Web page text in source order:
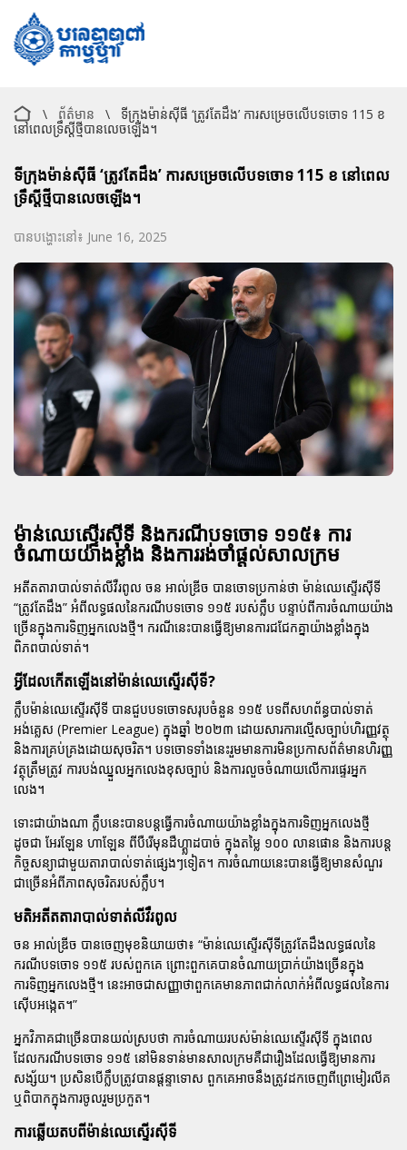
\ ព័ត៌មាន \
ទីក្រុងម៉ាន់ស៊ីធី ‘ត្រូវតែដឹង’ ការសម្រេចលើបទចោទ 115 ខ
នៅពេលទ្រឹស្ដីថ្មីបានលេចឡើង។
ទីក្រុងម៉ាន់ស៊ីធី ‘ត្រូវតែដឹង’ ការសម្រេចលើបទចោទ 115 ខ នៅពេល
ទ្រឹស្ដីថ្មីបានលេចឡើង។
បានបង្ហោះនៅ៖ June 16, 2025
ម៉ាន់ឈេស្ទើរស៊ីទី និងករណីបទចោទ ១១៥៖ ការ
ចំណាយយ៉ាងខ្លាំង និងការរង់ចាំផ្តល់សាលក្រម
អតីតតារាបាល់ទាត់លីវឺរពូល ចន អាល់ឌ្រីច បានចោទប្រកាន់ថា ម៉ាន់ឈេស្ទើរស៊ីទី
“ត្រូវតែដឹង” អំពីលទ្ធផលនៃករណីបទចោទ ១១៥ របស់ក្លឹប បន្ទាប់ពីការចំណាយយ៉ាង
ច្រើនក្នុងការទិញអ្នកលេងថ្មី។ ករណីនេះបានធ្វើឱ្យមានការជជែកគ្នាយ៉ាងខ្លាំងក្នុង
ពិភពបាល់ទាត់។
អ្វីដែលកើតឡើងនៅម៉ាន់ឈេស្ទើរស៊ីទី?
ក្លឹបម៉ាន់ឈេស្ទើរស៊ីទី បានជួបបទចោទសរុបចំនួន ១១៥ បទពីសហព័ន្ធបាល់ទាត់
អង់គ្លេស (Premier League) ក្នុងឆ្នាំ ២០២៣ ដោយសារការល្មើសច្បាប់ហិរញ្ញវត្ថុ
និងការគ្រប់គ្រងដោយសុចរិត។ បទចោទទាំងនេះរួមមានការមិនប្រកាសព័ត៌មានហិរញ្ញ
វត្ថុត្រឹមត្រូវ ការបង់ឈ្នួលអ្នកលេងខុសច្បាប់ និងការលួចចំណាយលើការផ្ទេរអ្នក
លេង។
ទោះជាយ៉ាងណា ក្លឹបនេះបានបន្តធ្វើការចំណាយយ៉ាងខ្លាំងក្នុងការទិញអ្នកលេងថ្មី
ដូចជា អែរឡែន ហាឡែន ពីបឺរើមុនដឺហ្គ្លាដបាច់ ក្នុងតម្លៃ ១០០ លានផោន និងការបន្ត
កិច្ចសន្យាជាមួយតារាបាល់ទាត់ផ្សេងៗទៀត។ ការចំណាយនេះបានធ្វើឱ្យមានសំណួរ
ជាច្រើនអំពីភាពសុចរិតរបស់ក្លឹប។
មតិអតីតតារាបាល់ទាត់លីវឺរពូល
ចន អាល់ឌ្រីច បានចេញមុខនិយាយថា៖ “ម៉ាន់ឈេស្ទើរស៊ីទីត្រូវតែដឹងលទ្ធផលនៃ
ករណីបទចោទ ១១៥ របស់ពួកគេ ព្រោះពួកគេបានចំណាយប្រាក់យ៉ាងច្រើនក្នុង
ការទិញអ្នកលេងថ្មី។ នេះអាចជាសញ្ញាថាពួកគេមានភាពជាក់លាក់អំពីលទ្ធផលនៃការ
ស៊ើបអង្កេត។”
អ្នកវិភាគជាច្រើនបានយល់ស្របថា ការចំណាយរបស់ម៉ាន់ឈេស្ទើរស៊ីទី ក្នុងពេល
ដែលករណីបទចោទ ១១៥ នៅមិនទាន់មានសាលក្រមគឺជារឿងដែលធ្វើឱ្យមានការ
សង្ស័យ។ ប្រសិនបើក្លឹបត្រូវបានផ្តន្ទាទោស ពួកគេអាចនឹងត្រូវដកចេញពីព្រេមៀរលីគ
ឬពិបាកក្នុងការចូលរួមប្រកួត។
ការឆ្លើយតបពីម៉ាន់ឈេស្ទើរស៊ីទី